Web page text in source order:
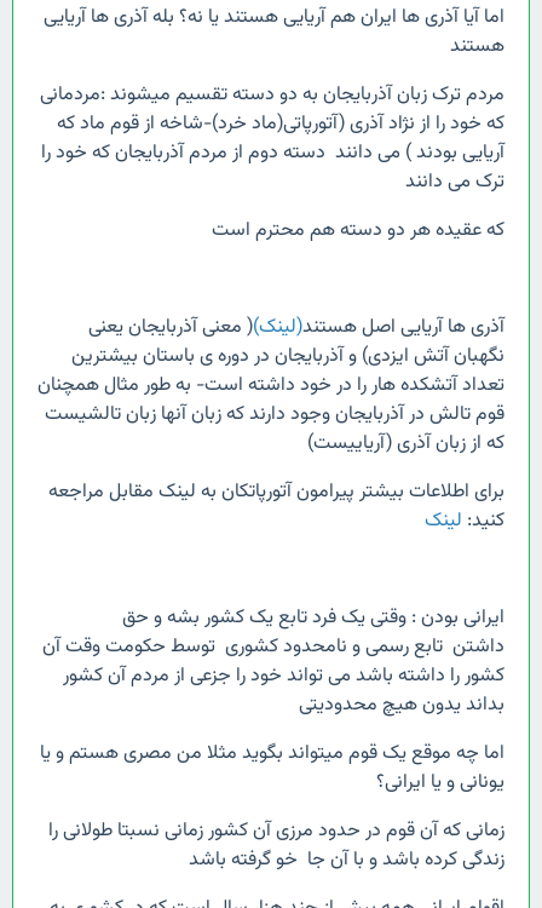
اما آیا آذری ها ایران هم آریایی هستند یا نه؟ بله آذری ها آریایی
هستند
مردم ترک زبان آذربایجان به دو دسته تقسیم میشوند :مردمانی
که خود را از نژاد آذری (آتورپاتی(ماد خرد)-شاخه از قوم ماد که
آریایی بودند ) می دانند دسته دوم از مردم آذربایجان که خود را
ترک می دانند
که عقیده هر دو دسته هم محترم است
آذری ها آریایی اصل هستند(لینک)( معنی آذربایجان یعنی
نگهبان آتش ایزدی) و آذربایجان در دوره ی باستان بیشترین
تعداد آتشکده هار را در خود داشته است- به طور مثال همچنان
قوم تالش در آذربایجان وجود دارند که زبان آنها زبان تالشیست
که از زبان آذری (آریاییست)
برای اطلاعات بیشتر پیرامون آتورپاتکان به لینک مقابل مراجعه
کنید: لینک
ایرانی بودن : وقتی یک فرد تابع یک کشور بشه و حق
داشتن تابع رسمی و نامحدود کشوری توسط حکومت وقت آن
کشور را داشته باشد می تواند خود را جزعی از مردم آن کشور
بداند یدون هیچ محدودیتی
اما چه موقع یک قوم میتواند بگوید مثلا من مصری هستم و یا
یونانی و یا ایرانی؟
زمانی که آن قوم در حدود مرزی آن کشور زمانی نسبتا طولانی را
زندگی کرده باشد و با آن جا خو گرفته باشد